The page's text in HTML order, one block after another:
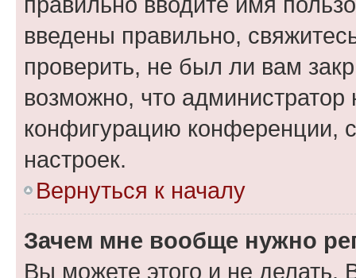
введены правильно,
проверить, не был ли вам
возможно, что администратор
конфигурацию конференции,
настроек.
Вернуться к началу
Зачем мне вообще нужно
Вы можете этого и не делать.